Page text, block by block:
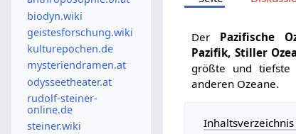
Der Pazifische
Pazifik, Stiller
größte und tiefste
anderen Ozeane.
Inhaltsverzeichnis
biodyn.wiki
geistesforschung.wiki
kulturepochen.de
mysteriendramen.at
odysseetheater.at
rudolf-steiner-
online.de
steiner.wiki